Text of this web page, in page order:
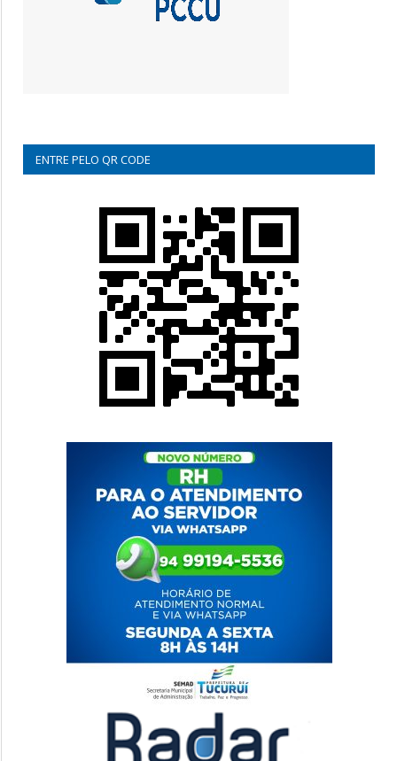
ENTRE PELO QR CODE